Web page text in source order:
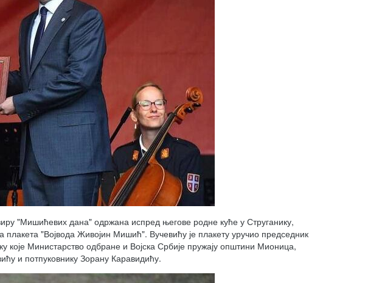
"Мишићевих дана" одржана испред његове родне куће у Струганику,
"Војвода Живојин Мишић". Вучевићу је плакету уручио председник
Министарство одбране и Војска Србије пружају општини Мионица,
и потпуковнику Зорану Каравидићу.